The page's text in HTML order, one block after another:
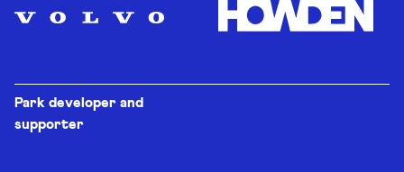
Park developer and
supporter